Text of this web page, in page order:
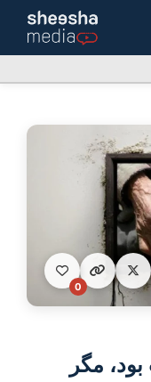
0
مگر